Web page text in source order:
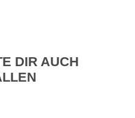
DIR AUCH